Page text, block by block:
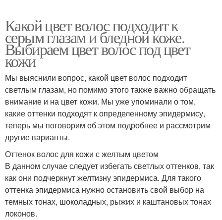
Какой цвет волос подходит к
серым глазам и бледной коже.
Выбираем цвет волос под цвет
кожи
Мы выяснили вопрос, какой цвет волос подходит
светлым глазам, но помимо этого также важно обращать
внимание и на цвет кожи. Мы уже упоминали о том,
какие оттенки подходят к определенному эпидермису,
теперь мы поговорим об этом подробнее и рассмотрим
другие варианты.
Оттенок волос для кожи с желтым цветом
В данном случае следует избегать светлых оттенков, так
как они подчеркнут желтизну эпидермиса. Для такого
оттенка эпидермиса нужно остановить свой выбор на
темных тонах, шоколадных, рыжих и каштановых тонах
локонов.